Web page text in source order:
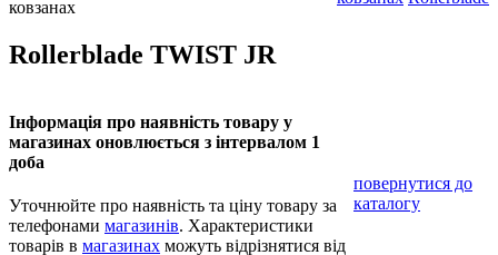
ковзанах
Rollerblade TWIST JR
Інформація про наявність товару у
магазинах оновлюється з інтервалом 1
доба
Уточнюйте про наявність та ціну товару за
телефонами магазинів. Характеристики
товарів в магазинах можуть відрізнятися від
повернутися до
каталогу